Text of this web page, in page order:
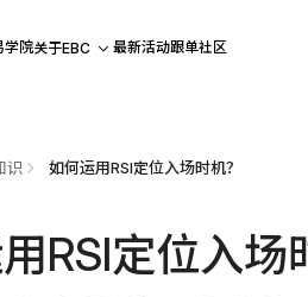
学院关于EBC 最新活动跟单社区
识 如何运用RSI定位入场时机？
RSI定位入场